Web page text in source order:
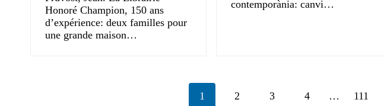
Honoré Champion, 150 ans
d’expérience: deux familles pour
une grande maison…
contemporània: canvi…
Posts
1 2 3 4 … 111